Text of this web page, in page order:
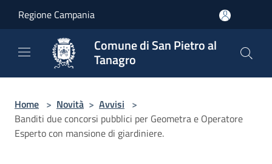
Regione Campania
Comune di San Pietro al
Tanagro
Home > Novità > Avvisi >
Banditi due concorsi pubblici per Geometra e Operatore
Esperto con mansione di giardiniere.